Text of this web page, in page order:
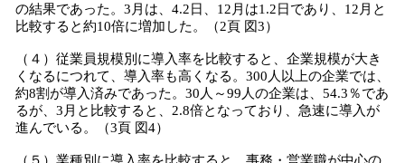
の結果であった。3月は、4.2日、12月は1.2日であり、12月と
比較すると約10倍に増加した。（2頁 図3）
（４）従業員規模別に導入率を比較すると、企業規模が大き
くなるにつれて、導入率も高くなる。300人以上の企業では、
約8割が導入済みであった。30人～99人の企業は、54.3％であ
るが、3月と比較すると、2.8倍となっており、急速に導入が
進んでいる。（3頁 図4）